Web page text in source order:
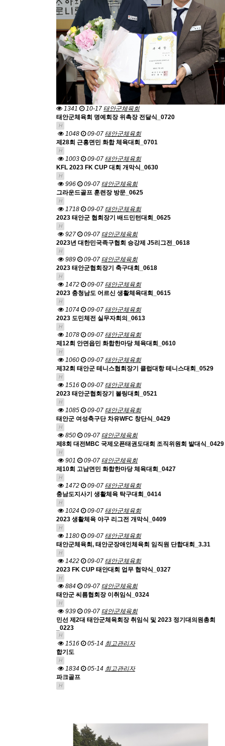
1341 10-17 태안군체육회
태안군체육회 명예회장 위촉장 전달식_0720
H
1048 09-07 태안군체육회
제28회 근흥면민 화합 체육대회_0701
H
1003 09-07 태안군체육회
KFL 2023 FK CUP 대회 개막식_0630
H
996 09-07 태안군체육회
그라운드골프 훈련장 방문_0625
H
1718 09-07 태안군체육회
2023 태안군 협회장기 배드민턴대회_0625
H
927 09-07 태안군체육회
2023년 대한민국족구협회 승강제 J5리그전_0618
H
989 09-07 태안군체육회
2023 태안군협회장기 축구대회_0618
H
1472 09-07 태안군체육회
2023 충청남도 어르신 생활체육대회_0615
H
1074 09-07 태안군체육회
2023 도민체전 실무자회의_0613
H
1078 09-07 태안군체육회
제12회 안면읍민 화합한마당 체육대회_0610
H
1060 09-07 태안군체육회
제32회 태안군 테니스협회장기 클럽대항 테니스대회_0529
H
1516 09-07 태안군체육회
2023 태안군협회장기 볼링대회_0521
H
1085 09-07 태안군체육회
태안군 여성축구단 차유WFC 창단식_0429
H
850 09-07 태안군체육회
제8회 대전MBC 국제오픈태권도대회 조직위원회 발대식_0429
H
901 09-07 태안군체육회
제10회 고남면민 화합한마당 체육대회_0427
H
1472 09-07 태안군체육회
충남도지사기 생활체육 탁구대회_0414
H
1024 09-07 태안군체육회
2023 생활체육 야구 리그전 개막식_0409
H
1180 09-07 태안군체육회
태안군체육회, 태안군장애인체육회 임직원 단합대회_3.31
H
1422 09-07 태안군체육회
2023 FK CUP 태안대회 업무 협약식_0327
H
884 09-07 태안군체육회
태안군 씨름협회장 이취임식_0324
H
939 09-07 태안군체육회
민선 제2대 태안군체육회장 취임식 및 2023 정기대의원총회
_0223
H
1516 05-14 최고관리자
합기도
H
1834 05-14 최고관리자
파크골프
H